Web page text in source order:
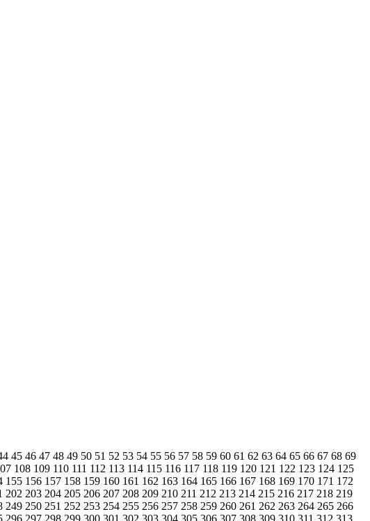
45 46 47 48 49 50 51 52 53 54 55 56 57 58 59 60 61 62 63 64 65 66 67 68 69
108 109 110 111 112 113 114 115 116 117 118 119 120 121 122 123 124 125
155 156 157 158 159 160 161 162 163 164 165 166 167 168 169 170 171 172
202 203 204 205 206 207 208 209 210 211 212 213 214 215 216 217 218 219
249 250 251 252 253 254 255 256 257 258 259 260 261 262 263 264 265 266
296 297 298 299 300 301 302 303 304 305 306 307 308 309 310 311 312 313